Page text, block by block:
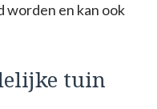
worden en kan ook
tuin